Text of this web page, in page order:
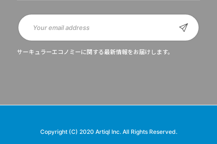
サーキュラーエコノミーに関する最新情報をお届けします。
Copyright (C) 2020 Artiql Inc. All Rights Reserved.